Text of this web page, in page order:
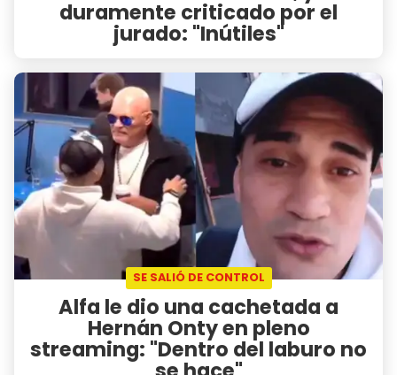
duramente criticado por el
jurado: "Inútiles"
SE SALIÓ DE CONTROL
Alfa le dio una cachetada a
Hernán Onty en pleno
streaming: "Dentro del laburo no